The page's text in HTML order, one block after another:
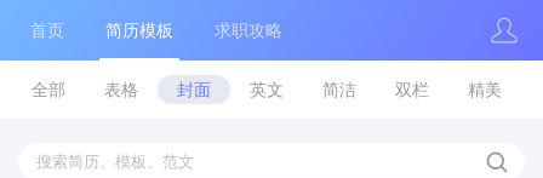
首页 简历模板 求职攻略
全部 表格 封面 英文 简洁 双栏 精美